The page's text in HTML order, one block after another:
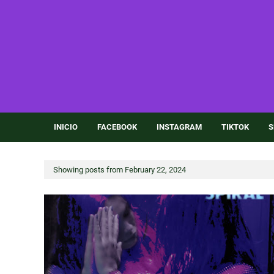
INICIO FACEBOOK INSTAGRAM TIKTOK
Showing posts from February 22, 2024